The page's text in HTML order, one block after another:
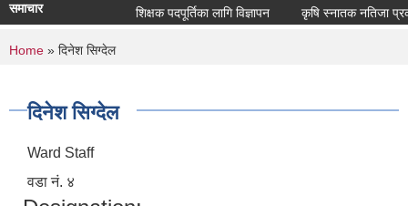
समाचार शिक्षक पदपूर्तिका लागि विज्ञापन कृषि स्नातक नतिजा
You are here
Home » दिनेश सिग्देल
दिनेश सिग्देल
Ward Staff
वडा नं. ४